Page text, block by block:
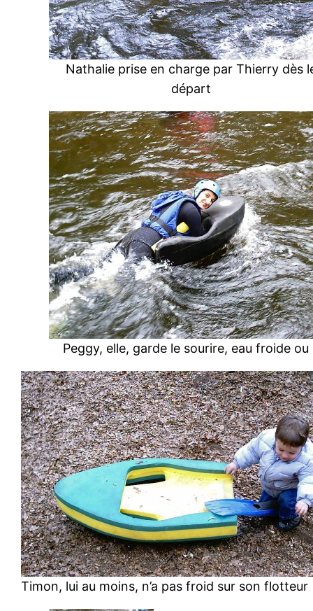
Nathalie prise en charge par Thierry dès
départ
Peggy, elle, garde le sourire, eau froide ou
Timon, lui au moins, n’a pas froid sur son flotteur